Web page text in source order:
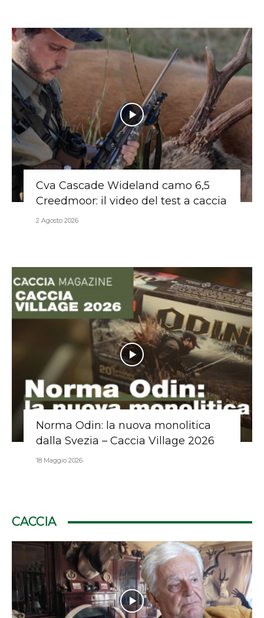
Cva Cascade Wideland camo 6,5
Creedmoor: il video del test a caccia
2 Agosto 2026
Norma Odin: la nuova monolitica
dalla Svezia – Caccia Village 2026
18 Maggio 2026
CACCIA